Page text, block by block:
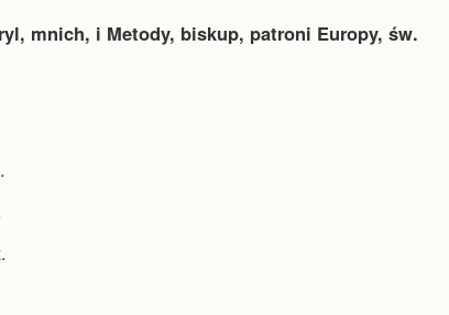
mnich, i Metody, biskup, patroni Europy, św.